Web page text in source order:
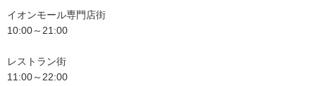
イオンモール専門店街
10:00～21:00
レストラン街
11:00～22:00